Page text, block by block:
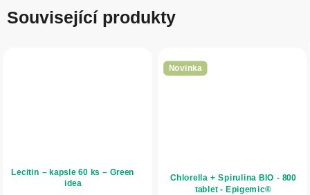
Související produkty
Lecitin – kapsle 60 ks – Green
idea
Novinka
Chlorella + Spirulina BIO - 800
tablet - Epigemic®